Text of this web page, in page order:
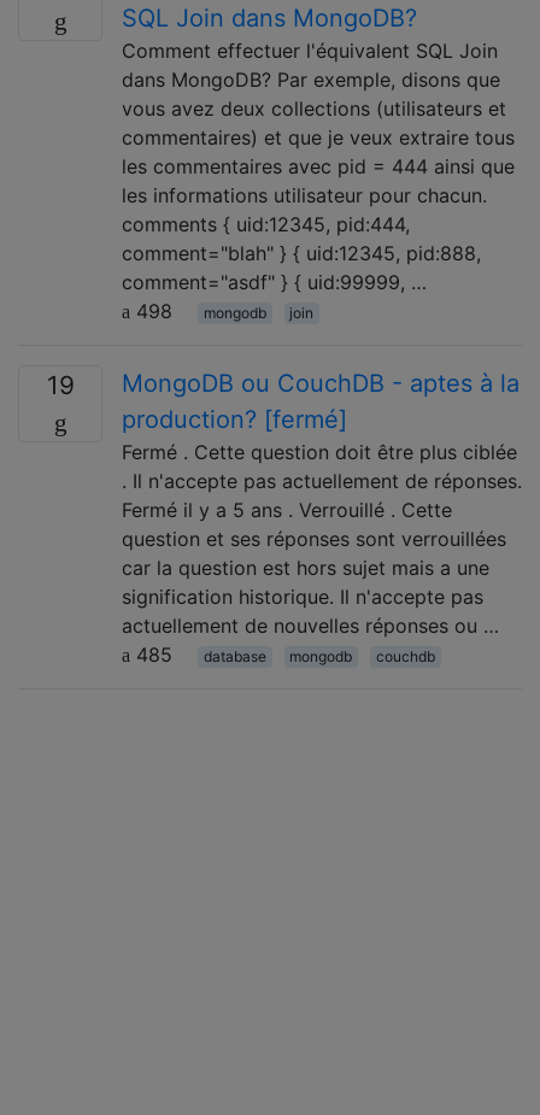
SQL Join dans MongoDB?
Comment effectuer l'équivalent SQL Join
dans MongoDB? Par exemple, disons que
vous avez deux collections (utilisateurs et
commentaires) et que je veux extraire tous
les commentaires avec pid = 444 ainsi que
les informations utilisateur pour chacun.
comments { uid:12345, pid:444,
comment="blah" } { uid:12345, pid:888,
comment="asdf" } { uid:99999, …
498
mongodb join
19
MongoDB ou CouchDB - aptes à la
production? [fermé]
Fermé . Cette question doit être plus ciblée
. Il n'accepte pas actuellement de réponses.
Fermé il y a 5 ans . Verrouillé . Cette
question et ses réponses sont verrouillées
car la question est hors sujet mais a une
signification historique. Il n'accepte pas
actuellement de nouvelles réponses ou …
485
database mongodb couchdb